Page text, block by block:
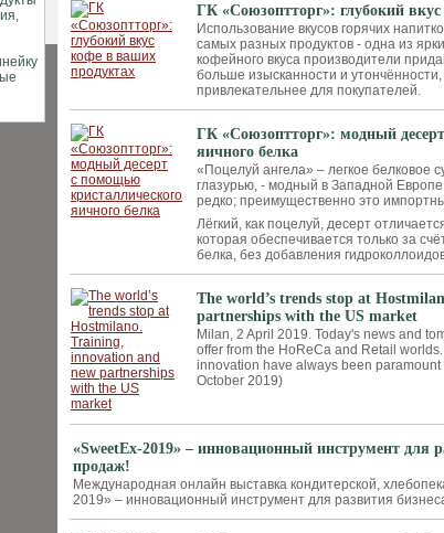
ГК «Союзоптторг»: глубокий
Использование вкусов горячих
самых разных продуктов - одна из
кофейного вкуса производители
больше изысканности и
привлекательнее для покупателей.
ГК «Союзоптторг»: модный
яичного белка
«Поцелуй ангела» – легкое
глазурью, - модный в Западной
редко; преимущественно это
Лёгкий, как поцелуй, десерт
которая обеспечивается только за
белка, без добавления
The world’s trends stop at
partnerships with the US market
Milan, 2 April 2019. Today's news and
offer from the HoReCa and Retail
innovation have always been
October 2019)
«SweetEx-2019» – инновационный инструмент для
продаж!
Международная онлайн выставка кондитерской,
2019» – инновационный инструмент для развития